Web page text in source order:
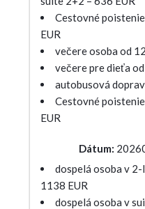
Cestovné
EUR
večere osoba od
večere pre dieťa
autobusová
Cestovné
EUR
Dátum:
dospelá osoba v
1138 EUR
dospelá osoba v